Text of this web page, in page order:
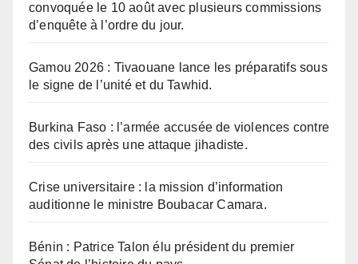
convoquée le 10 août avec plusieurs commissions
d’enquête à l’ordre du jour.
Gamou 2026 : Tivaouane lance les préparatifs sous
le signe de l’unité et du Tawhid.
Burkina Faso : l’armée accusée de violences contre
des civils après une attaque jihadiste.
Crise universitaire : la mission d’information
auditionne le ministre Boubacar Camara.
Bénin : Patrice Talon élu président du premier